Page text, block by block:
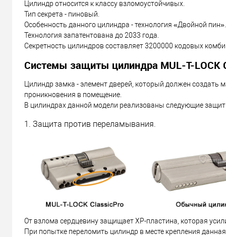
Цилиндр относится к классу взломоустойчивых.
Тип секрета - пиновый.
Особенность данного цилиндра - технология «Двойной пин».
Технология запатентована до 2033 года.
Секретность цилиндров составляет 3200000 кодовых
Системы защиты цилиндра MUL-T-LOCK
Цилиндр замка - элемент дверей, который должен
проникновения в помещение.
В цилиндрах данной модели реализованы следующие
1. Защита против переламывания.
От взлома сердцевину защищает XP-пластина, которая
При попытке переломить цилиндр в месте крепления